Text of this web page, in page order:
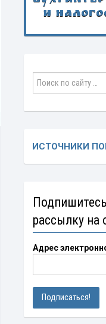
и
ИСТОЧНИКИ
рассылку на
Адрес